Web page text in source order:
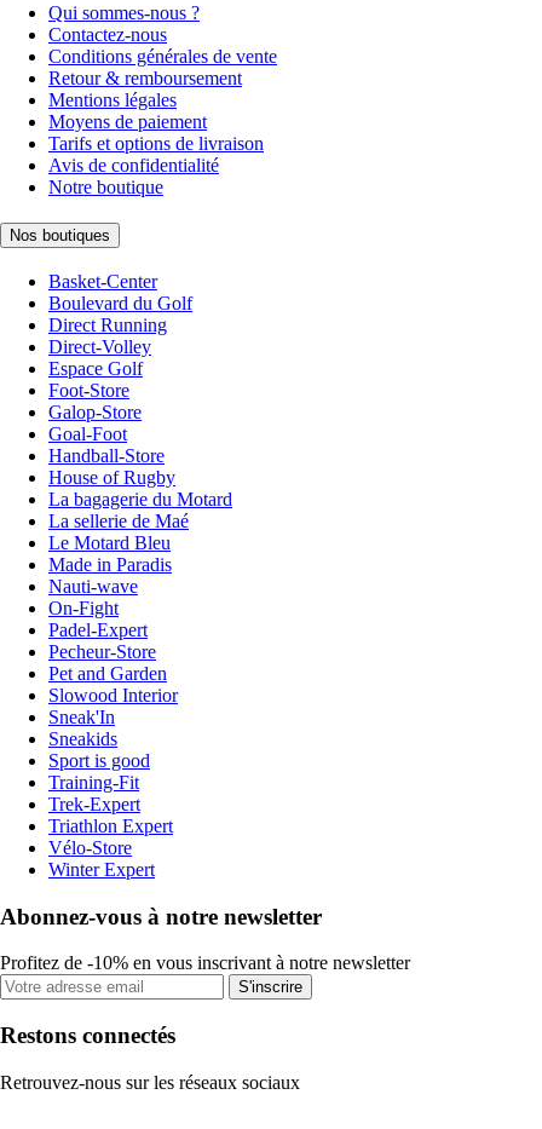
Qui sommes-nous ?
Contactez-nous
Conditions générales de vente
Retour & remboursement
Mentions légales
Moyens de paiement
Tarifs et options de livraison
Avis de confidentialité
Notre boutique
Nos boutiques
Basket-Center
Boulevard du Golf
Direct Running
Direct-Volley
Espace Golf
Foot-Store
Galop-Store
Goal-Foot
Handball-Store
House of Rugby
La bagagerie du Motard
La sellerie de Maé
Le Motard Bleu
Made in Paradis
Nauti-wave
On-Fight
Padel-Expert
Pecheur-Store
Pet and Garden
Slowood Interior
Sneak'In
Sneakids
Sport is good
Training-Fit
Trek-Expert
Triathlon Expert
Vélo-Store
Winter Expert
Abonnez-vous à notre newsletter
Profitez de -10% en vous inscrivant à notre newsletter
S'inscrire
Restons connectés
Retrouvez-nous sur les réseaux sociaux